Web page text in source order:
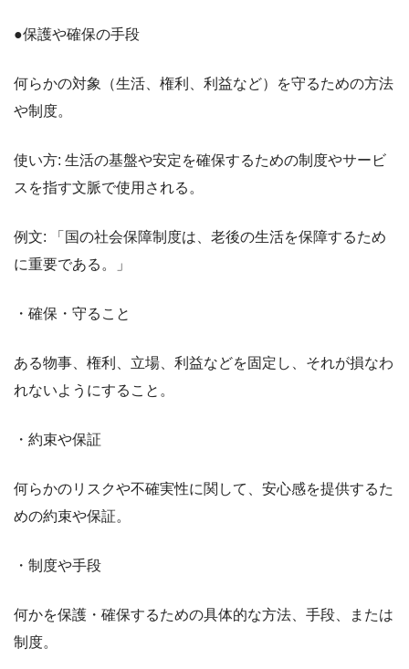
●保護や確保の手段
何らかの対象（生活、権利、利益など）を守るための方法
や制度。
使い方: 生活の基盤や安定を確保するための制度やサービ
スを指す文脈で使用される。
例文: 「国の社会保障制度は、老後の生活を保障するため
に重要である。」
・確保・守ること
ある物事、権利、立場、利益などを固定し、それが損なわ
れないようにすること。
・約束や保証
何らかのリスクや不確実性に関して、安心感を提供するた
めの約束や保証。
・制度や手段
何かを保護・確保するための具体的な方法、手段、または
制度。